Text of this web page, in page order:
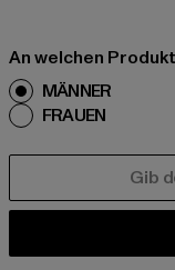
An welchen
MÄNNER
FRAUEN